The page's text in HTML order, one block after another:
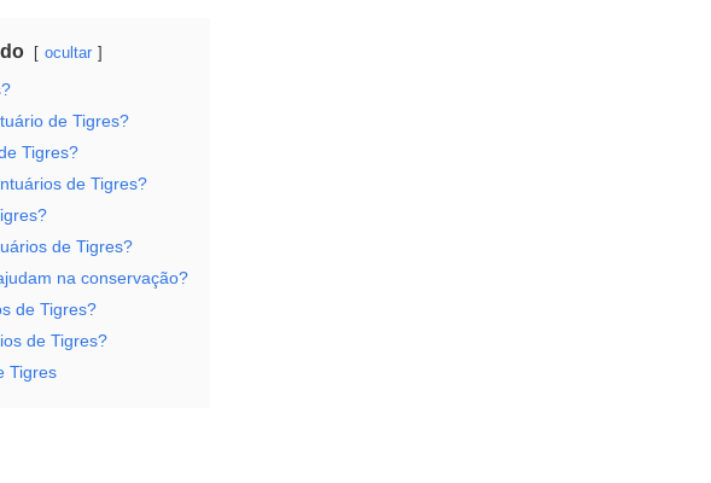
ocultar
de Tigres?
Tigres?
de Tigres?
de Tigres?
na conservação?
de Tigres?
de Tigres?
Tigres